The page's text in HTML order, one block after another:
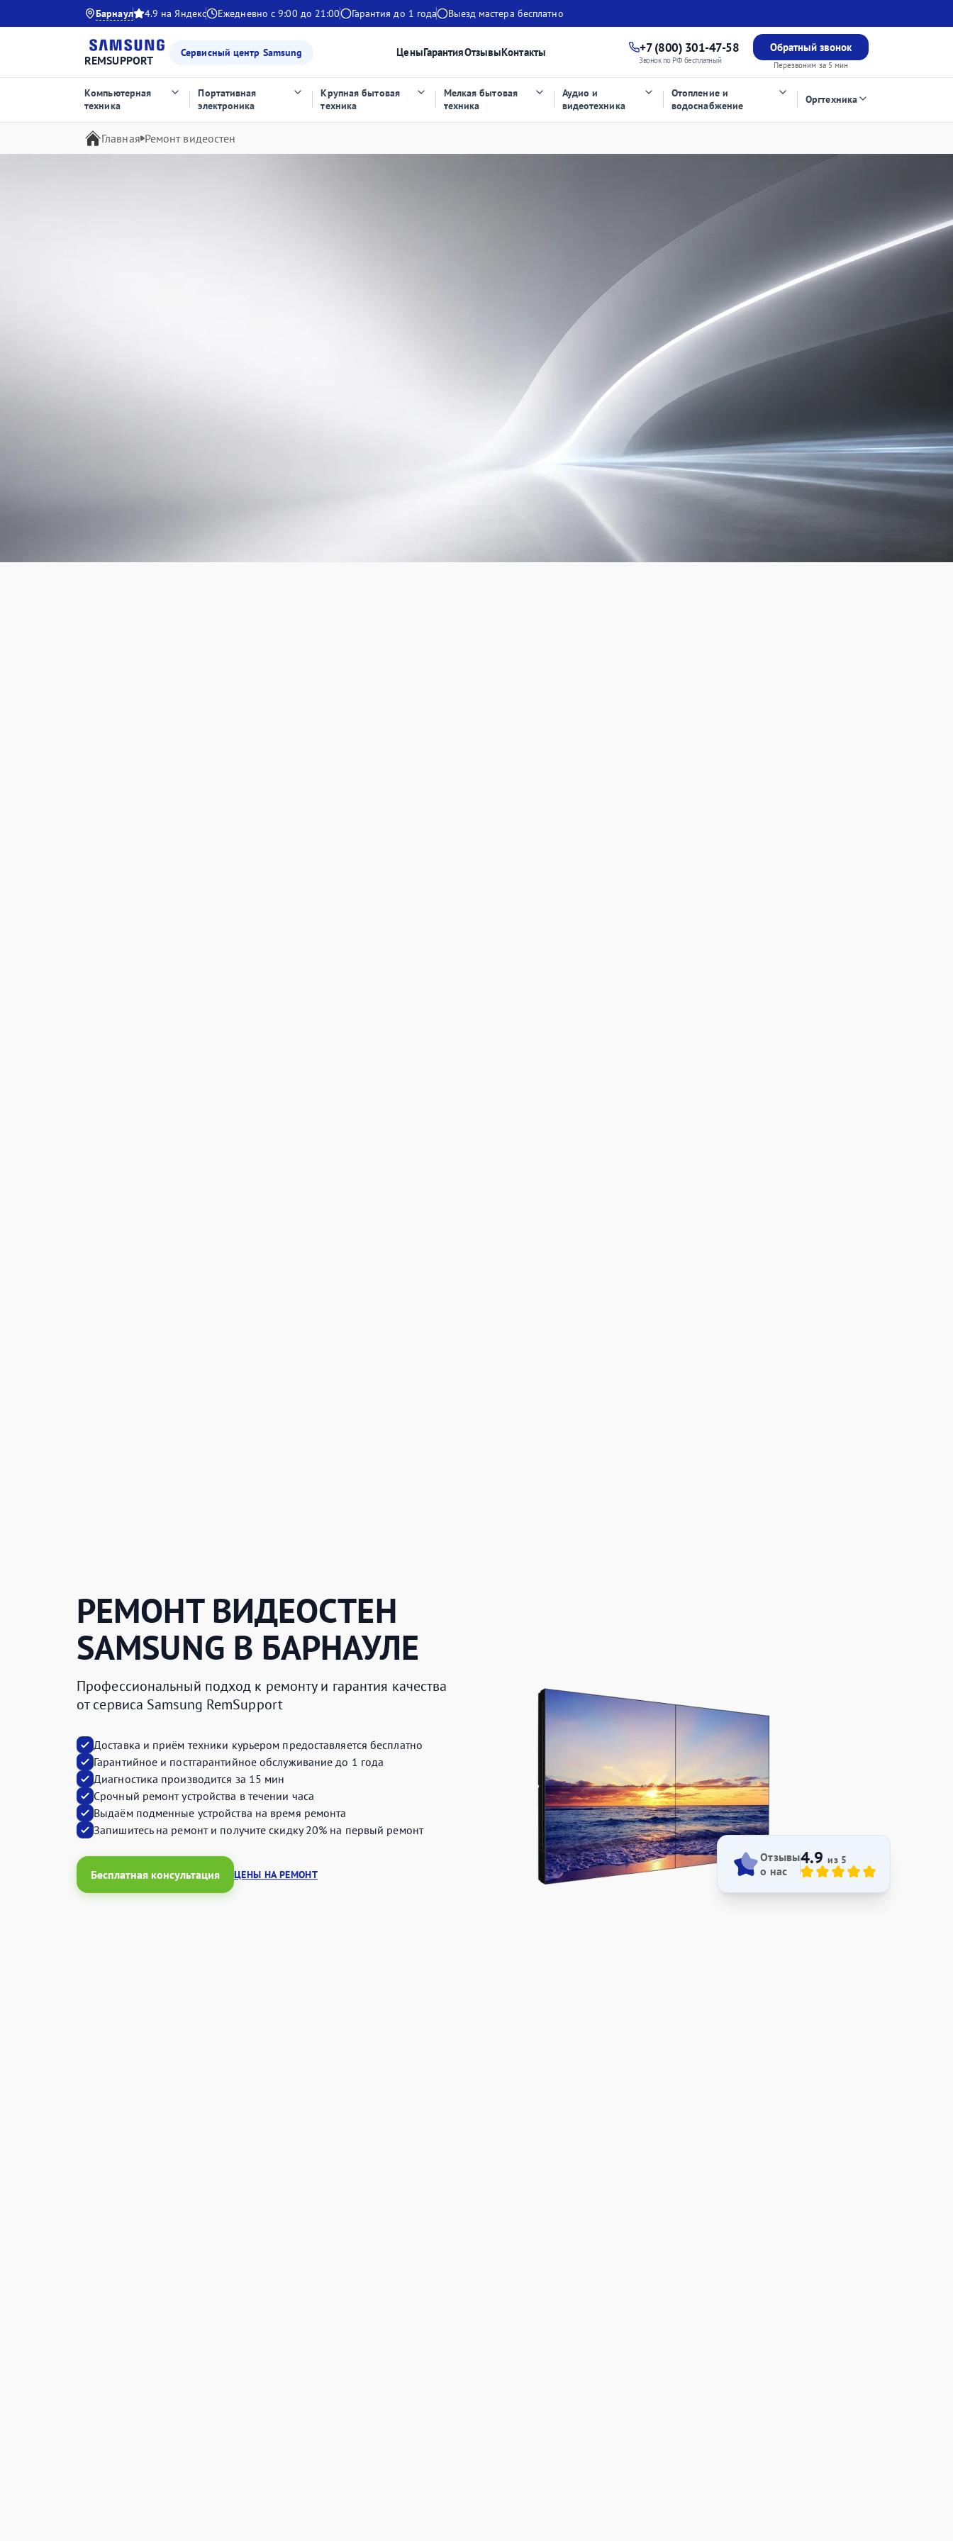
Барнаул 4.9 на Яндекс Ежедневно с 9:00 до 21:00 Гарантия до 1 года Выезд мастера бесплатно
REMSUPPORT
Сервисный центр Samsung ЦеныГарантияОтзывыКонтакты +7 (800) 301-47-58
Звонок по РФ бесплатный
Обратный звонок
Перезвоним за 5 мин
Компьютерная
техника
Портативная
электроника
Крупная бытовая
техника
Мелкая бытовая
техника
Аудио и
видеотехника
Отопление и
водоснабжение
Оргтехника
Главная Ремонт видеостен
РЕМОНТ ВИДЕОСТЕН
SAMSUNG В БАРНАУЛЕ
Профессиональный подход к ремонту и гарантия качества
от сервиса Samsung RemSupport
Доставка и приём техники курьером предоставляется бесплатно
Гарантийное и постгарантийное обслуживание до 1 года
Диагностика производится за 15 мин
Срочный ремонт устройства в течении часа
Выдаём подменные устройства на время ремонта
Запишитесь на ремонт и получитескидку 20% на первый ремонт
Бесплатная консультация ЦЕНЫ НА РЕМОНТ
Отзывы
о нас
4.9из 5